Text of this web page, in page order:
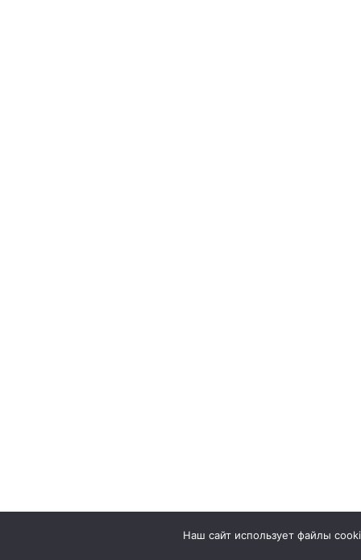
Наш сайт использует файлы